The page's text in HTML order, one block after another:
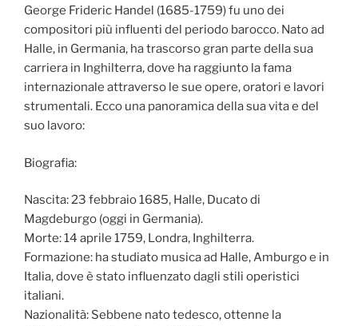
George Frideric Handel (1685-1759) fu uno dei
compositori più influenti del periodo barocco. Nato ad
Halle, in Germania, ha trascorso gran parte della sua
carriera in Inghilterra, dove ha raggiunto la fama
internazionale attraverso le sue opere, oratori e lavori
strumentali. Ecco una panoramica della sua vita e del
suo lavoro:
Biografia:
Nascita: 23 febbraio 1685, Halle, Ducato di
Magdeburgo (oggi in Germania).
Morte: 14 aprile 1759, Londra, Inghilterra.
Formazione: ha studiato musica ad Halle, Amburgo e in
Italia, dove è stato influenzato dagli stili operistici
italiani.
Nazionalità: Sebbene nato tedesco, ottenne la